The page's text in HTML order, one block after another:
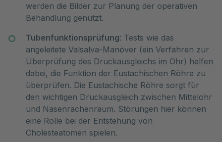
werden die Bilder zur Planung der operativen
Behandlung genutzt.
Tubenfunktionsprüfung: Tests wie das
angeleitete Valsalva-Manöver (ein Verfahren zur
Überprüfung des Druckausgleichs im Ohr) helfen
dabei, die Funktion der Eustachischen Röhre zu
überprüfen. Die Eustachische Röhre sorgt für
den wichtigen Druckausgleich zwischen Mittelohr
und Nasenrachenraum. Störungen hier können
eine Rolle bei der Entstehung von
Cholesteatomen spielen.